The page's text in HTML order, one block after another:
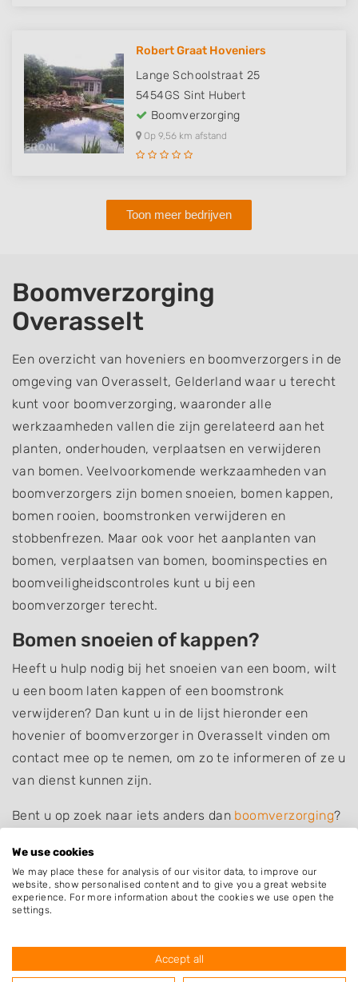
Robert Graat Hoveniers
Lange Schoolstraat 25
5454GS Sint Hubert
Boomverzorging
Op 9,56 km afstand
Toon meer bedrijven
Boomverzorging
Overasselt
Een overzicht van hoveniers en boomverzorgers in de
omgeving van Overasselt, Gelderland waar u terecht
kunt voor boomverzorging, waaronder alle
werkzaamheden vallen die zijn gerelateerd aan het
planten, onderhouden, verplaatsen en verwijderen
van bomen. Veelvoorkomende werkzaamheden van
boomverzorgers zijn bomen snoeien, bomen kappen,
bomen rooien, boomstronken verwijderen en
stobbenfrezen. Maar ook voor het aanplanten van
bomen, verplaatsen van bomen, boominspecties en
boomveiligheidscontroles kunt u bij een
boomverzorger terecht.
Bomen snoeien of kappen?
Heeft u hulp nodig bij het snoeien van een boom, wilt
u een boom laten kappen of een boomstronk
verwijderen? Dan kunt u in de lijst hieronder een
hovenier of boomverzorger in Overasselt vinden om
contact mee op te nemen, om zo te informeren of ze u
van dienst kunnen zijn.
Bent u op zoek naar iets anders dan boomverzorging?
bedrijven inOverasselt
Plaatsen in de buurt
Gassel
We use cookies
We may place these for analysis of our visitor data, to improve our
website, show personalised content and to give you a great website
experience. For more information about the cookies we use open the
settings.
Accept all